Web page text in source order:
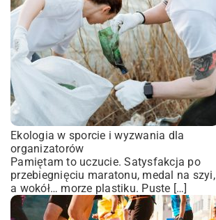
Ekologia w sporcie i wyzwania dla
organizatorów
Pamiętam to uczucie. Satysfakcja po
przebiegnięciu maratonu, medal na szyi,
a wokół… morze plastiku. Puste […]